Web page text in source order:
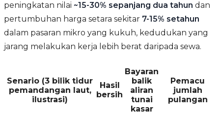
peningkatan nilai ~15-30% sepanjang dua tahun dan
pertumbuhan harga setara sekitar 7-15% setahun
dalam pasaran mikro yang kukuh, kedudukan yang
jarang melakukan kerja lebih berat daripada sewa.
Senario (3 bilik tidur
pemandangan laut,
ilustrasi)
Hasil
bersih
Bayaran
balik
aliran
tunai
kasar
Pemacu
jumlah
pulangan